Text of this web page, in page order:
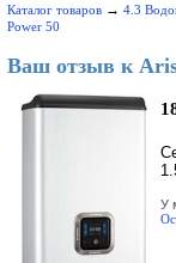
Каталог товаров → 4.3
Power 50
Ваш отзыв к
У